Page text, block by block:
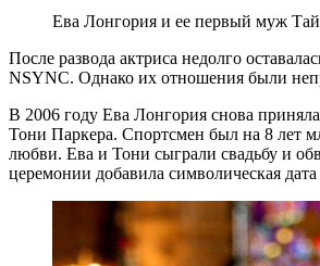
Ева Лонгория и ее первый муж
После развода актриса недолго
NSYNC. Однако их отношения были
В 2006 году Ева Лонгория снова
Тони Паркера. Спортсмен был на 8 лет
любви. Ева и Тони сыграли свадьбу и
церемонии добавила символическая